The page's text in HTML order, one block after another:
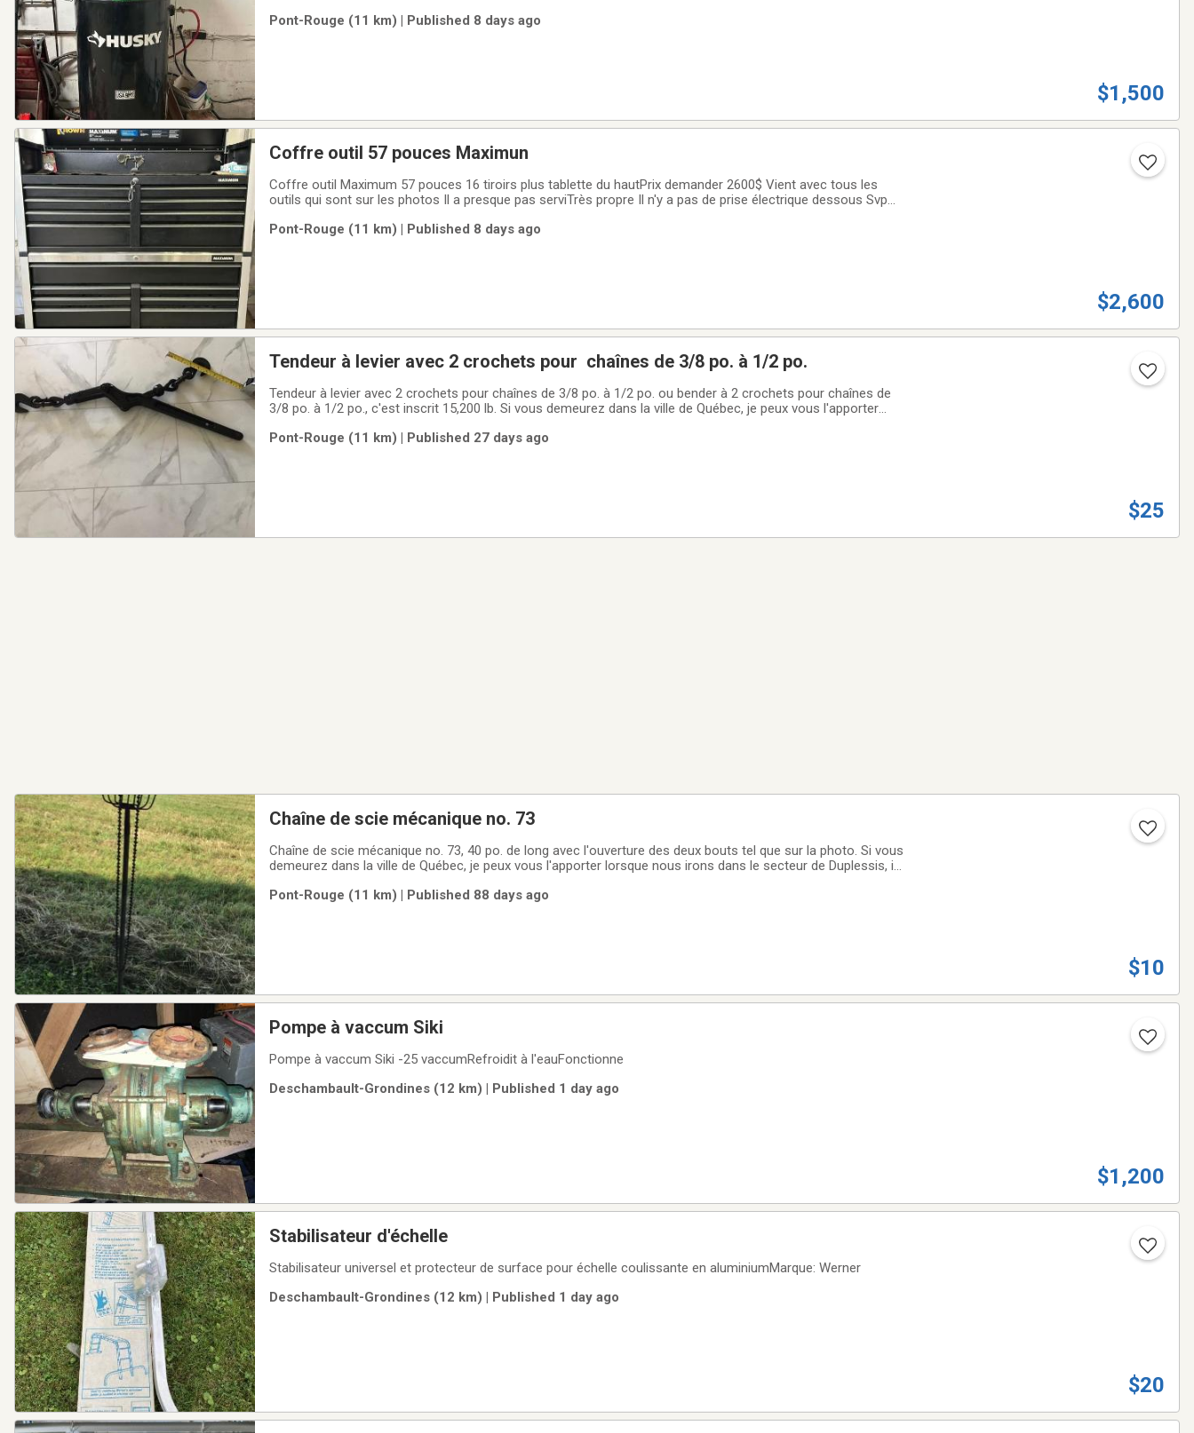
Pont-Rouge (11 km) | Published 8 days ago
$1,500
Coffre outil 57 pouces Maximun
Coffre outil Maximum 57 pouces 16 tiroirs plus tablette du hautPrix demander 2600$ Vient avec tous les
outils qui sont sur les photos Il a presque pas serviTrès propre Il n'y a pas de prise électrique dessous Svp
Pont-Rouge (11 km) | Published 8 days ago
$2,600
Tendeur à levier avec 2 crochets pour chaînes de 3/8 po. à 1/2 po.
Tendeur à levier avec 2 crochets pour chaînes de 3/8 po. à 1/2 po. ou bender à 2 crochets pour chaînes de
3/8 po. à 1/2 po., c'est inscrit 15,200 lb. Si vous demeurez dans la ville de Québec, je peux vous l'apporter
Pont-Rouge (11 km) | Published 27 days ago
$25
Chaîne de scie mécanique no. 73
Chaîne de scie mécanique no. 73, 40 po. de long avec l'ouverture des deux bouts tel que sur la photo. Si vous
demeurez dans la ville de Québec, je peux vous l'apporter lorsque nous irons dans le secteur de Duplessis, il
Pont-Rouge (11 km) | Published 88 days ago
$10
Pompe à vaccum Siki
Pompe à vaccum Siki -25 vaccumRefroidit à l'eauFonctionne
Deschambault-Grondines (12 km) | Published 1 day ago
$1,200
Stabilisateur d'échelle
Stabilisateur universel et protecteur de surface pour échelle coulissante en aluminiumMarque: Werner
Deschambault-Grondines (12 km) | Published 1 day ago
$20